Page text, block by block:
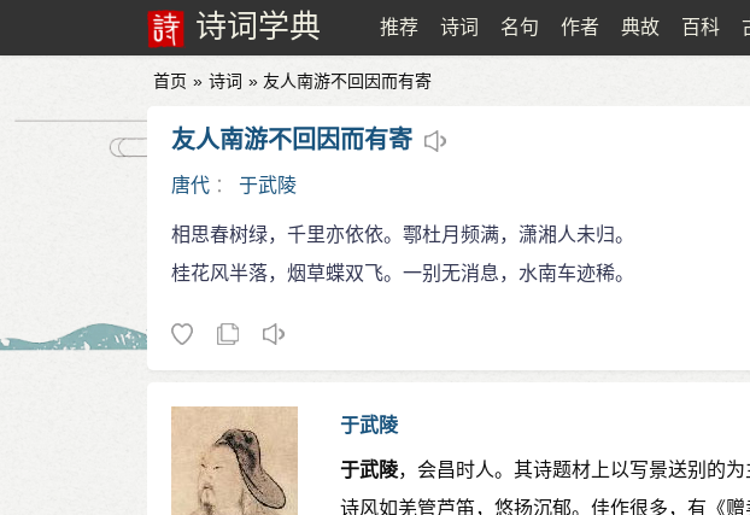
诗词学典 推荐 诗词 名句 作者 典故 百科
首页 » 诗词 » 友人南游不回因而有寄
友人南游不回因而有寄
唐代 ： 于武陵
相思春树绿，千里亦依依。鄠杜月频满，潇湘人未归。
桂花风半落，烟草蝶双飞。一别无消息，水南车迹稀。
于武陵
于武陵，会昌时人。其诗题材上以写景送别的为
诗风如羌管芦笛，悠扬沉郁。佳作很多，有《